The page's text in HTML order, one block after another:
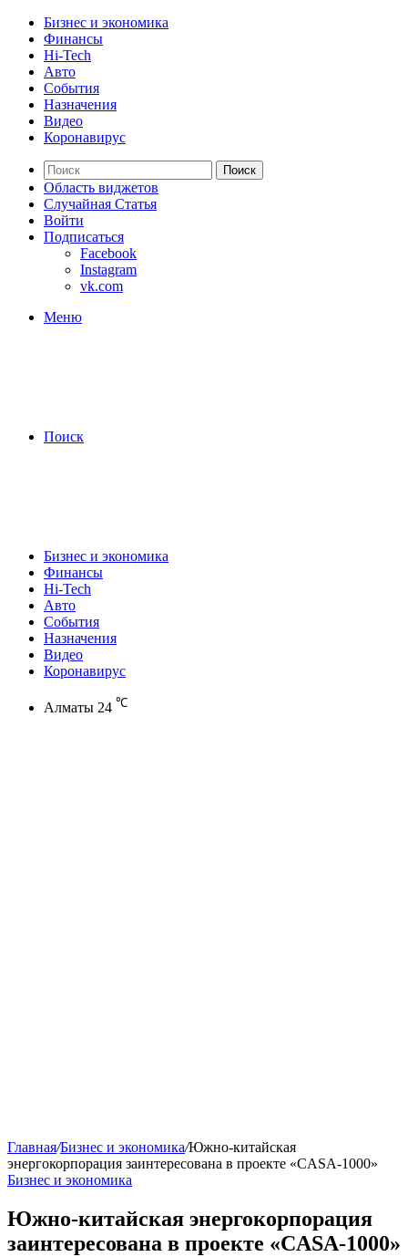
Бизнес и экономика
Финансы
Hi-Tech
Авто
События
Назначения
Видео
Коронавирус
Поиск
Область виджетов
Случайная Статья
Войти
Подписаться
Facebook
Instagram
vk.com
Меню
Поиск
Бизнес и экономика
Финансы
Hi-Tech
Авто
События
Назначения
Видео
Коронавирус
Алматы 24 ℃
Главная/Бизнес и экономика/Южно-китайская
энергокорпорация заинтересована в проекте «CASA-1000»
Бизнес и экономика
Южно-китайская энергокорпорация
заинтересована в проекте «CASA-1000»